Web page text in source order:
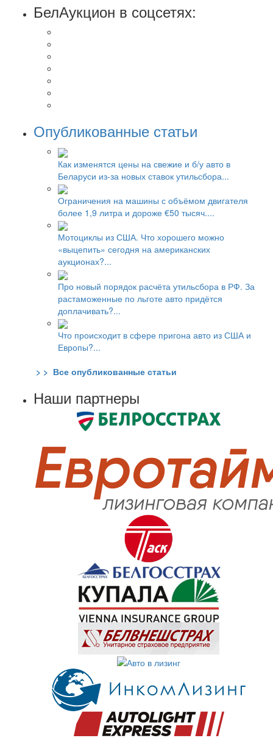
БелАукцион в соцсетях:
Опубликованные статьи
Как изменятся цены на свежие и б/у авто в
Беларуси из-за новых ставок утильсбора...
Ограничения на машины с объёмом двигателя
более 1,9 литра и дороже €50 тысяч....
Мотоциклы из США. Что хорошего можно
«выцепить» сегодня на американских
аукционах?...
Про новый порядок расчёта утильсбора в РФ. За
растаможенные по льготе авто придётся
доплачивать?...
Что происходит в сфере пригона авто из США и
Европы?...
> > Все опубликованные статьи
Наши партнеры